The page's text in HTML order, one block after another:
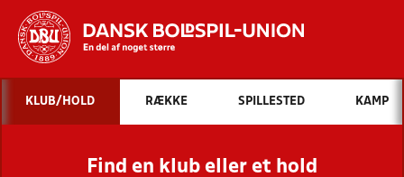
Hvad vil du søge efter?
INDHOLD OG NYHEDER
STILLINGER, RESULTATER, KLUBBER OG
KLUB/HOLD RÆKKE SPILLESTED KAMP
Find en klub eller et hold